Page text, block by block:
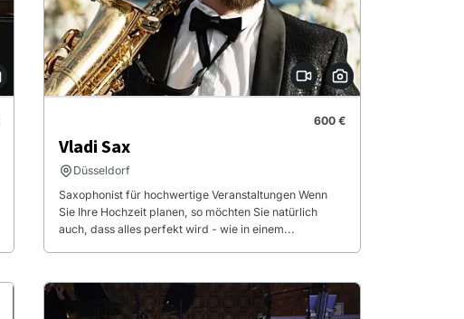
600 €
Vladi Sax
Düsseldorf
Saxophonist für hochwertige Veranstaltungen Wenn
Sie Ihre Hochzeit planen, so möchten Sie natürlich
auch, dass alles perfekt wird - wie in einem...